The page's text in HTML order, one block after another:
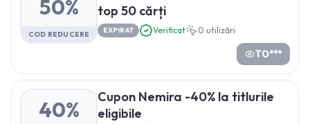
50%
COD REDUCERE
top 50 cărți
EXPIRAT Verificat 0 utilizări
TO***
40%
Cupon Nemira -40% la titlurile
eligibile